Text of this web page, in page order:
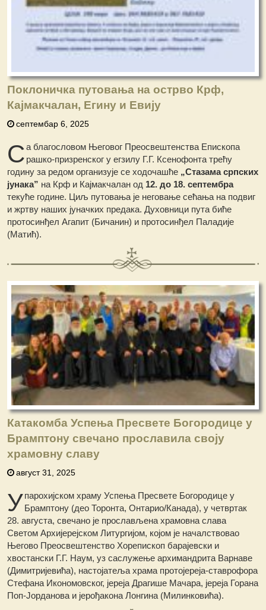
Поклоничка путовања на острво Крф,
Кајмакчалан, Егину и Евију
септембар 6, 2025
Са благословом Његовог Преосвештенства Епископа
рашко-призренског у егзилу Г.Г. Ксенофонта трећу
годину за редом организује се ходочашће „Стазама српских
јунака” на Крф и Кајмакчалан од 12. до 18. септембра
текуће године. Циљ путовања је неговање сећања на подвиг
и жртву наших јуначких предака. Духовници пута биће
протосинђел Агапит (Бичанин) и протосинђел Паладије
(Матић).
Катакомба Успења Пресвете Богородице у
Брамптону свечано прославила своју
храмовну славу
август 31, 2025
Упарохијском храму Успења Пресвете Богородице у
Брамптону (део Торонта, Онтарио/Канада), у четвртак
28. августа, свечано је прослављена храмовна слава
Светом Архијерејском Литургијом, којом је началствовао
Његово Преосвештенство Хорепископ барајевски и
хвостански Г.Г. Наум, уз саслужење архимандрита Варнаве
(Димитријевића), настојатеља храма протојереја-ставрофора
Стефана Икономовског, јереја Драгише Мачара, јереја Горана
Поп-Јорданова и јерођакона Лонгина (Милинковића).